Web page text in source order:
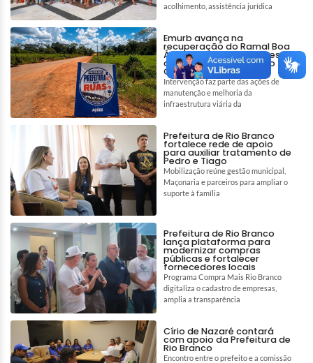
acolhimento, assistência jurídica
Emurb avança na
recuperação do Ramal Boa
Água e garante melhores
condições de acesso no
Quixadá
Intervenção faz parte das ações de
manutenção e melhoria da
infraestrutura viária da
Prefeitura de Rio Branco
fortalece rede de apoio
para auxiliar tratamento de
Pedro e Tiago
Mobilização reúne gestão municipal,
Maçonaria e parceiros para ampliar o
suporte à família
Prefeitura de Rio Branco
lança plataforma para
modernizar compras
públicas e fortalecer
fornecedores locais
Programa Compra Mais Rio Branco
digitaliza o cadastro de empresas,
amplia a transparência
Círio de Nazaré contará
com apoio da Prefeitura de
Rio Branco
Encontro entre o prefeito e a comissão